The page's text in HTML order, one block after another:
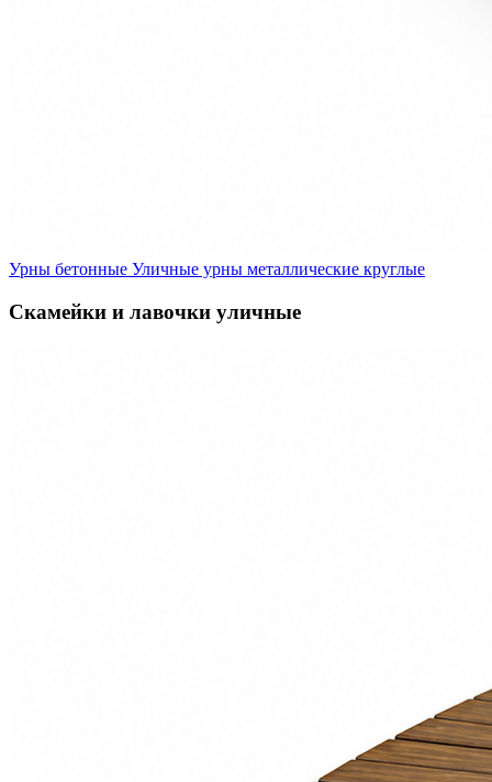
Урны бетонные Уличные урны металлические круглые
Скамейки и лавочки уличные